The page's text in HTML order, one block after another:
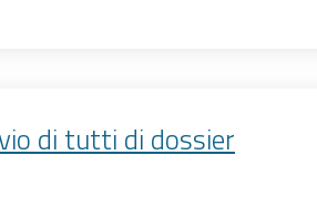
di tutti di dossier